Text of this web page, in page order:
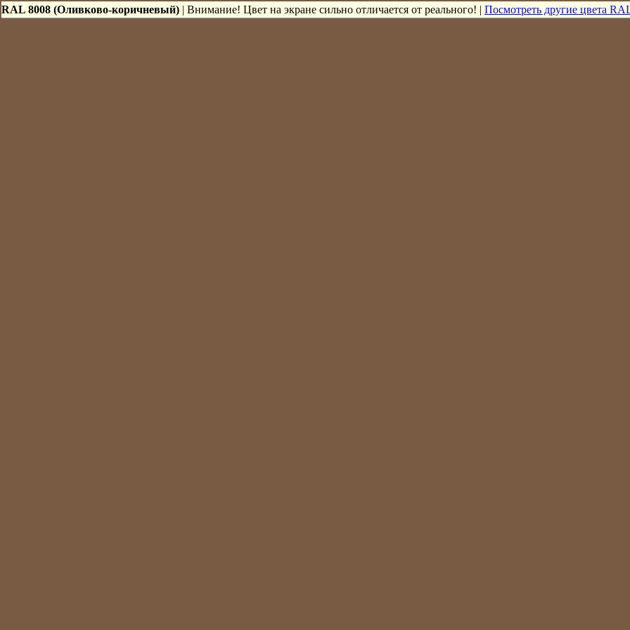
RAL 8008 (Оливково-коричневый) | Внимание! Цвет на экране сильно отличается от реального! | Посмотреть другие цвета